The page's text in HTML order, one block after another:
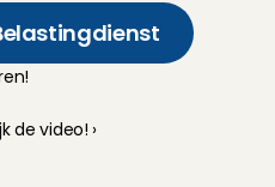
de video! ›